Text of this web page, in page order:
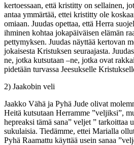
kertoessaan, että kristitty on sellainen,
antaa ymmärtää, ettei kristitty ole
omiaan. Juudas opettaa, että Herra
ihminen kohtaa jokapäiväisen elämän
pettymyksen. Juudas näyttää kertovan
jokaisesta Kristuksen seuraajasta.
ne, jotka kutsutaan –ne, jotka ovat
pidetään turvassa Jeesukselle
2) Jaakobin veli
Jaakko Vähä ja Pyhä Jude olivat
Heitä kutsutaan Herramme ”veljiksi”,
hepreaksi tämä sana” veljet ” tarkoittaa
sukulaisia. Tiedämme, ettei Marialla
Pyhä Raamattu käyttää usein sanaa